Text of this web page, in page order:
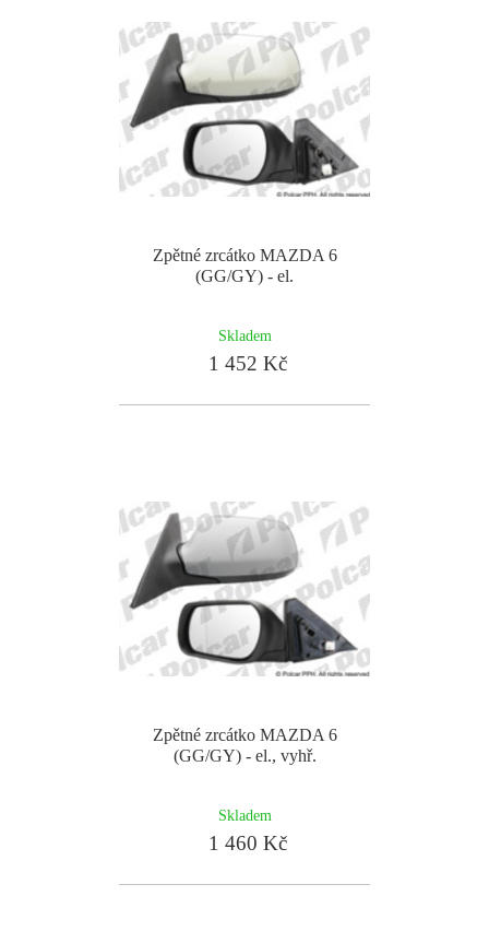
Zpětné zrcátko MAZDA 6
(GG/GY) - el.
Skladem
1 452 Kč
Zpětné zrcátko MAZDA 6
(GG/GY) - el., vyhř.
Skladem
1 460 Kč